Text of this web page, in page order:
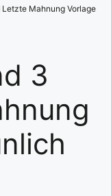
Mahnung Vorlage
3